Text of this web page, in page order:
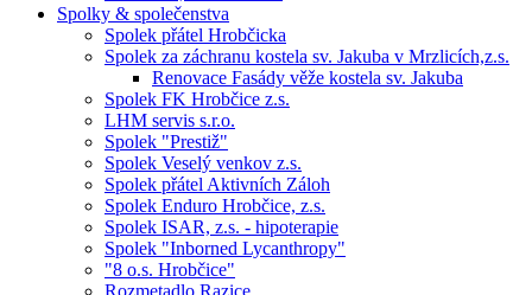
Spolky & společenstva
Spolek přátel Hrobčicka
Spolek za záchranu kostela sv. Jakuba v Mrzlicích,z.s.
Renovace Fasády věže kostela sv. Jakuba
Spolek FK Hrobčice z.s.
LHM servis s.r.o.
Spolek "Prestiž"
Spolek Veselý venkov z.s.
Spolek přátel Aktivních Záloh
Spolek Enduro Hrobčice, z.s.
Spolek ISAR, z.s. - hipoterapie
Spolek "Inborned Lycanthropy"
"8 o.s. Hrobčice"
Rozmetadlo Razice